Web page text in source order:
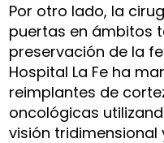
Por otro lado, la
puertas en ámbitos
preservación de la
Hospital La Fe ha
reimplantes de
oncológicas
visión